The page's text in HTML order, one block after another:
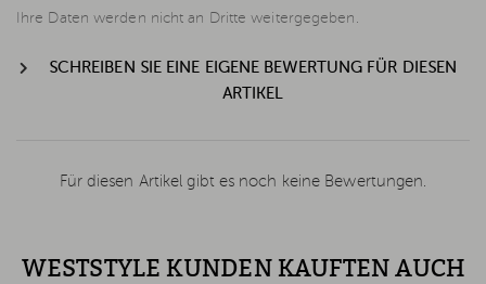
Ihre Daten werden nicht an Dritte weitergegeben.
SCHREIBEN SIE EINE EIGENE BEWERTUNG FÜR DIESEN
ARTIKEL
Für diesen Artikel gibt es noch keine Bewertungen.
WESTSTYLE KUNDEN KAUFTEN AUCH